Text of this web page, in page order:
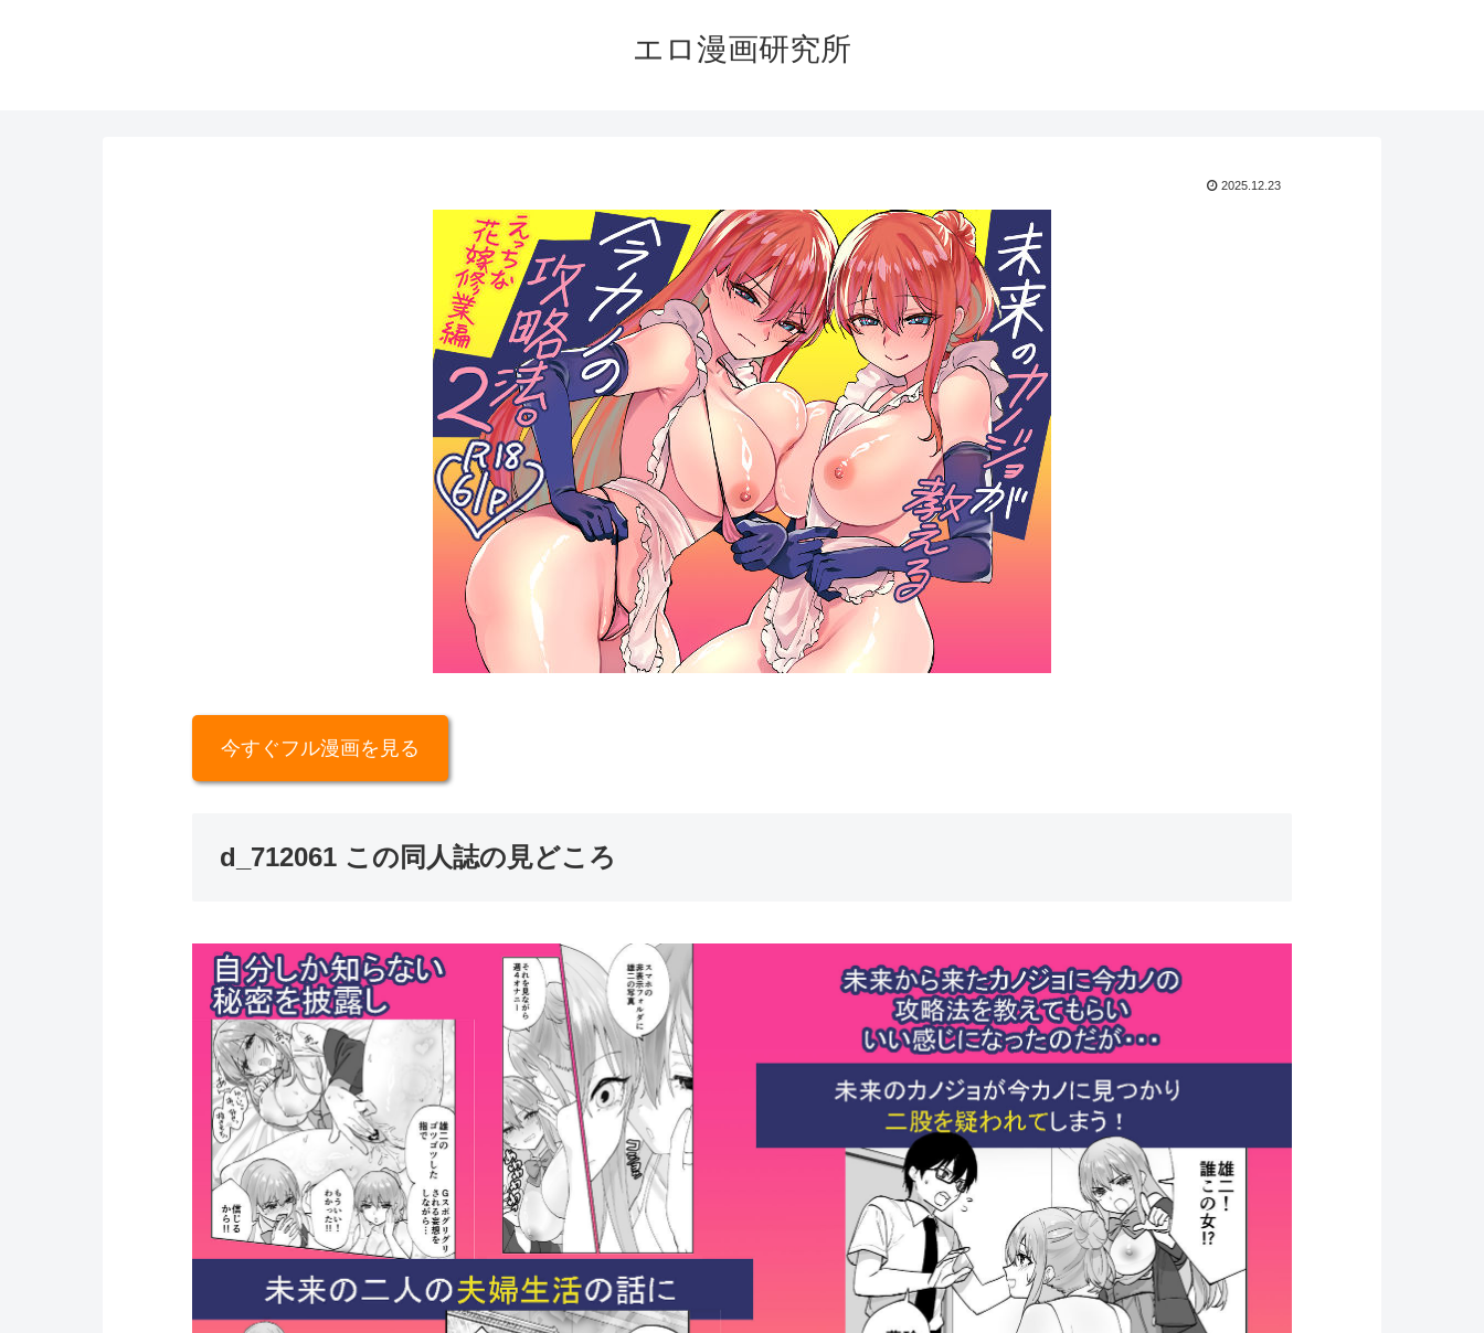
エロ漫画研究所
2025.12.23
今すぐフル漫画を見る
d_712061 この同人誌の見どころ